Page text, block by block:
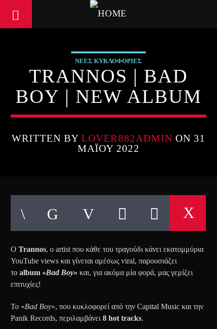
ΝΕΕΣ ΚΥΚΛΟΦΟΡΙΕΣ
TRANNOS | BAD
BOY | NEW ALBUM
WRITTEN BYLOVER882ADMIN ON 31
ΜΑΪ́ΟΥ 2022
Ο Trannos, ο artist που κάθε του τραγούδι κάνει εκατομμύρια
YouTube views και γίνεται αμέσως viral, παρουσιάζει
τοalbum «Bad Boy» και, για ακόμα μία φορά, μας γεμίζει
επιτυχίες!
Το «Bad Boy», που κυκλοφορεί από την Capital Music και την
Panik Records, περιλαμβάνει8 hot tracks.